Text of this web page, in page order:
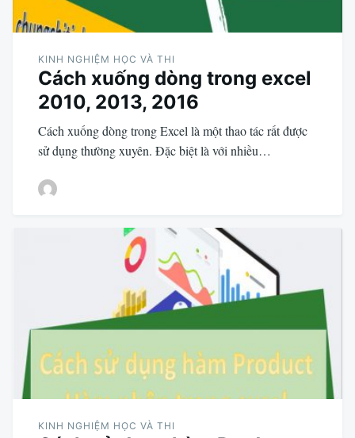
KINH NGHIỆM HỌC VÀ THI
Cách xuống dòng trong excel
2010, 2013, 2016
Cách xuống dòng trong Excel là một thao tác rất được
sử dụng thường xuyên. Đặc biệt là với nhiều…
KINH NGHIỆM HỌC VÀ THI